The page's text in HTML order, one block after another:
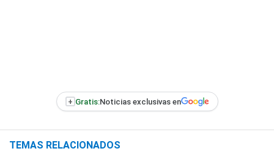
+ Gratis:Noticias exclusivas en
TEMAS RELACIONADOS